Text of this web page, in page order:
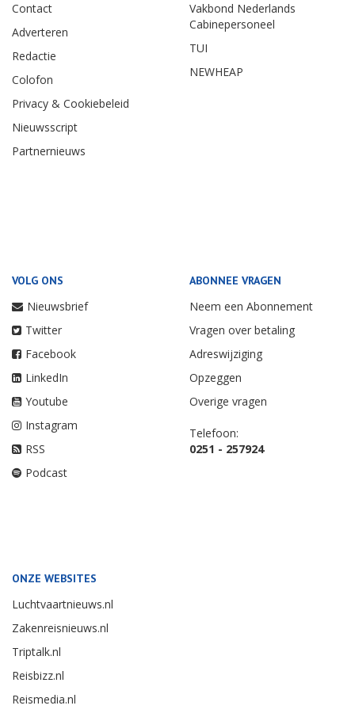
Contact
Adverteren
Redactie
Colofon
Privacy & Cookiebeleid
Nieuwsscript
Partnernieuws
Vakbond Nederlands
Cabinepersoneel
TUI
NEWHEAP
VOLG ONS
Nieuwsbrief
Twitter
Facebook
LinkedIn
Youtube
Instagram
RSS
Podcast
ABONNEE VRAGEN
Neem een Abonnement
Vragen over betaling
Adreswijziging
Opzeggen
Overige vragen
Telefoon:
0251 - 257924
ONZE WEBSITES
Luchtvaartnieuws.nl
Zakenreisnieuws.nl
Triptalk.nl
Reisbizz.nl
Reismedia.nl